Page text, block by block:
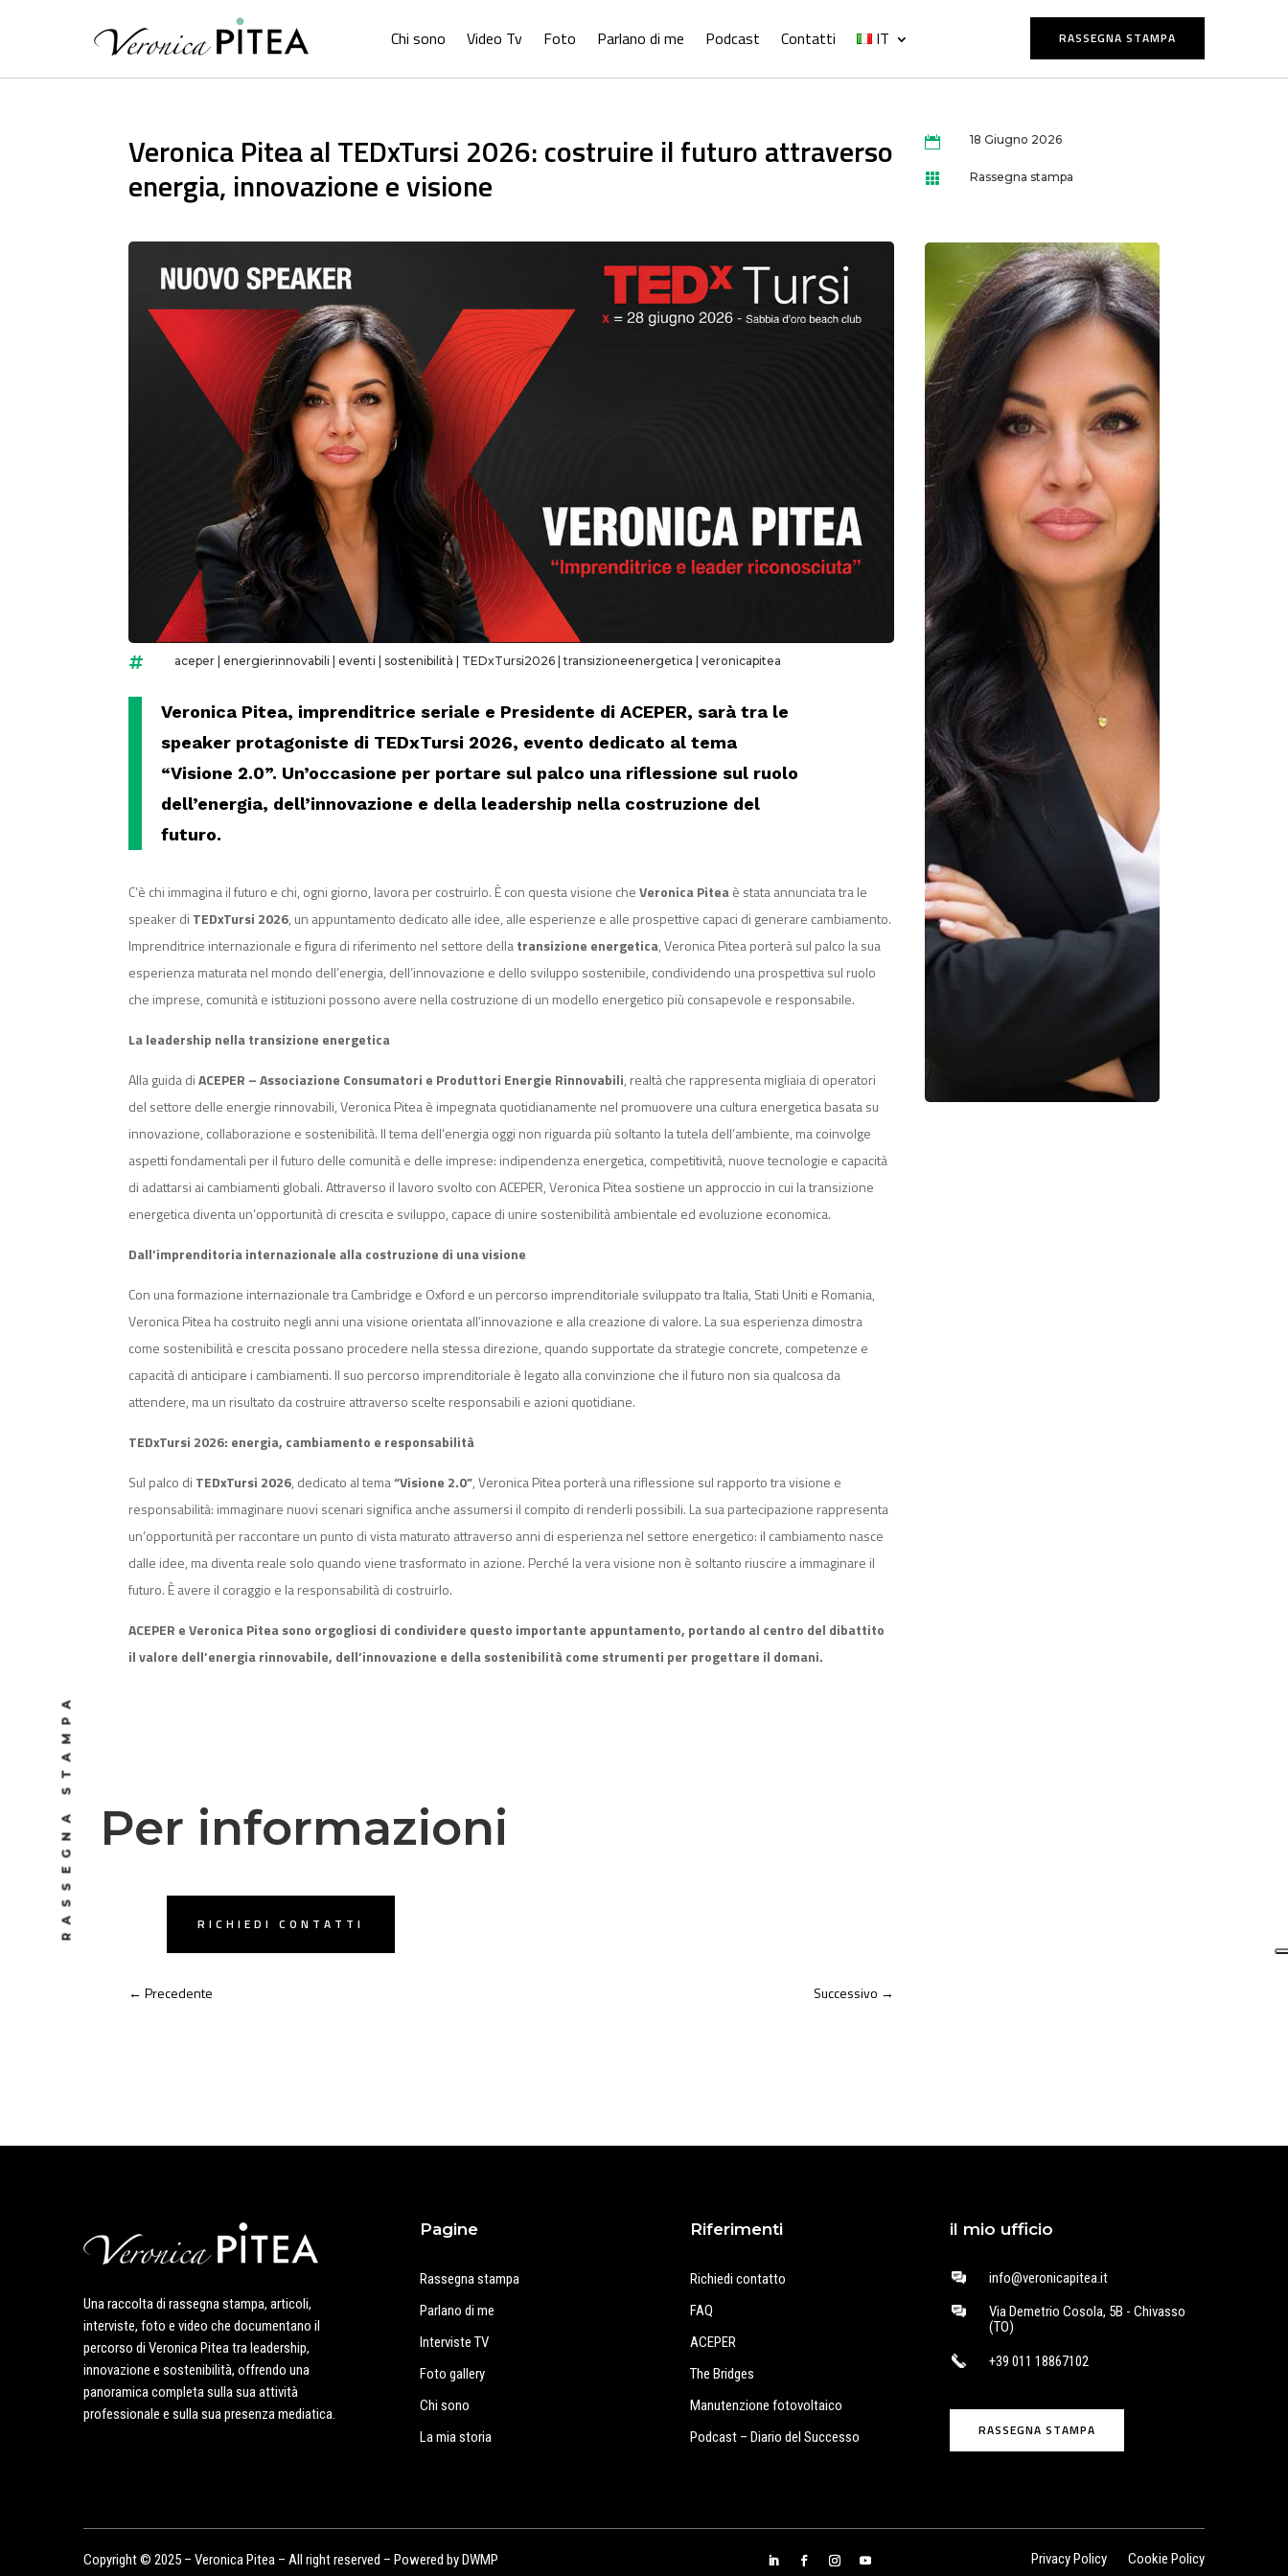
Chi sono Video Tv Foto Parlano di me Podcast Contatti IT RASSEGNA STAMPA
Veronica Pitea al TEDxTursi 2026: costruire il futuro attraverso
energia, innovazione e visione
 18 Giugno 2026
 Rassegna stampa
 aceper| energierinnovabili eventi sostenibilità TEDxTursi2026|transizioneenergetica veronicapitea
Veronica Pitea, imprenditrice seriale e Presidente di ACEPER, sarà tra le
speaker protagoniste di TEDxTursi 2026, evento dedicato al tema
“Visione 2.0”. Un’occasione per portare sul palco una riflessione sul ruolo
dell’energia, dell’innovazione e della leadership nella costruzione del
futuro.
C’è chi immagina il futuro e chi, ogni giorno, lavora per costruirlo. È con questa visione che Veronica Piteaè stata annunciata tra le
speaker di TEDxTursi 2026, un appuntamento dedicato alle idee, alle esperienze e alle prospettive capaci di generare cambiamento.
Imprenditrice internazionale e figura di riferimento nel settore dellatransizione energetica, Veronica Pitea porterà sul palco la sua
esperienza maturata nel mondo dell’energia, dell’innovazione e dello sviluppo sostenibile, condividendo una prospettiva sul ruolo
che imprese, comunità e istituzioni possono avere nella costruzione di un modello energetico più consapevole e responsabile.
La leadership nella transizione energetica
Alla guida di ACEPER – Associazione Consumatori e Produttori Energie Rinnovabili, realtà che rappresenta migliaia di operatori
del settore delle energie rinnovabili, Veronica Pitea è impegnata quotidianamente nel promuovere una cultura energetica basata su
innovazione, collaborazione e sostenibilità. Il tema dell’energia oggi non riguarda più soltanto la tutela dell’ambiente, ma coinvolge
aspetti fondamentali per il futuro delle comunità e delle imprese: indipendenza energetica, competitività, nuove tecnologie e capacità
di adattarsi ai cambiamenti globali. Attraverso il lavoro svolto con ACEPER, Veronica Pitea sostiene un approccio in cui la transizione
energetica diventa un’opportunità di crescita e sviluppo, capace di unire sostenibilità ambientale ed evoluzione economica.
Dall’imprenditoria internazionale alla costruzione di una visione
Con una formazione internazionale tra Cambridge e Oxford e un percorso imprenditoriale sviluppato tra Italia, Stati Uniti e Romania,
Veronica Pitea ha costruito negli anni una visione orientata all’innovazione e alla creazione di valore. La sua esperienza dimostra
come sostenibilità e crescita possano procedere nella stessa direzione, quando supportate da strategie concrete, competenze e
capacità di anticipare i cambiamenti. Il suo percorso imprenditoriale è legato alla convinzione che il futuro non sia qualcosa da
attendere, ma un risultato da costruire attraverso scelte responsabili e azioni quotidiane.
TEDxTursi 2026: energia, cambiamento e responsabilità
Sul palco di TEDxTursi 2026, dedicato al tema“Visione 2.0”, Veronica Pitea porterà una riflessione sul rapporto tra visione e
responsabilità: immaginare nuovi scenari significa anche assumersi il compito di renderli possibili. La sua partecipazione rappresenta
un’opportunità per raccontare un punto di vista maturato attraverso anni di esperienza nel settore energetico: il cambiamento nasce
dalle idee, ma diventa reale solo quando viene trasformato in azione. Perché la vera visione non è soltanto riuscire a immaginare il
futuro. È avere il coraggio e la responsabilità di costruirlo.
ACEPER e Veronica Pitea sono orgogliosi di condividere questo importante appuntamento, portando al centro del dibattito
il valore dell’energia rinnovabile, dell’innovazione e della sostenibilità come strumenti per progettare il domani.
RASSEGNA STAMPA Per informazioni
RICHIEDI CONTATTI
←Precedente Successivo →
Una raccolta di rassegna stampa, articoli,
interviste, foto e video che documentano il
percorso di Veronica Pitea tra leadership,
innovazione e sostenibilità, offrendo una
panoramica completa sulla sua attività
professionale e sulla sua presenza mediatica.
Pagine
Rassegna stampa
Parlano di me
Interviste TV
Foto gallery
Chi sono
La mia storia
Riferimenti
Richiedi contatto
FAQ
ACEPER
The Bridges
Manutenzione fotovoltaico
Podcast – Diario del Successo
il mio ufficio
info@veronicapitea.it
Via Demetrio Cosola, 5B - Chivasso
(TO)
+39 011 18867102
RASSEGNA STAMPA
Copyright © 2025 – Veronica Pitea – All right reserved – Powered byDWMP Privacy Policy Cookie Policy